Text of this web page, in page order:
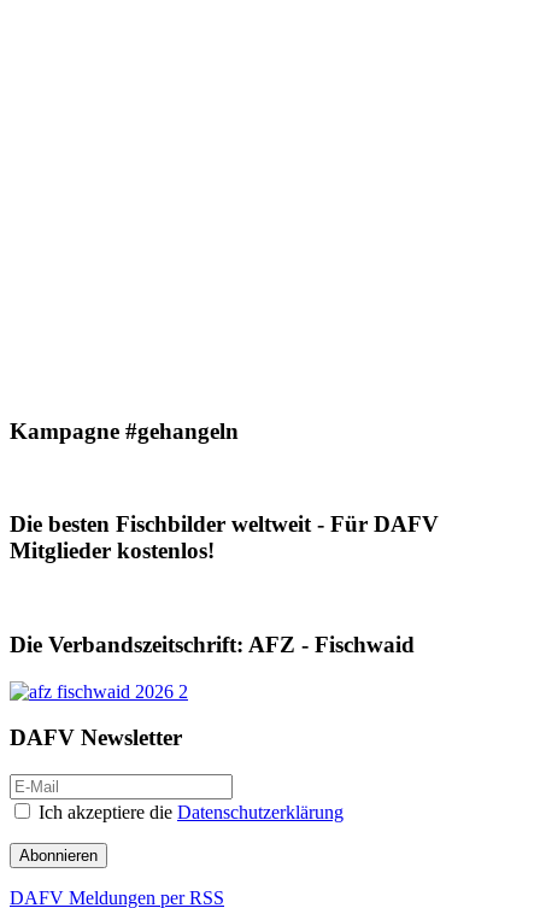
Kampagne #gehangeln
Die besten Fischbilder weltweit - Für DAFV
Mitglieder kostenlos!
Die Verbandszeitschrift: AFZ - Fischwaid
DAFV Newsletter
Ich akzeptiere die Datenschutzerklärung
Abonnieren
DAFV Meldungen per RSS